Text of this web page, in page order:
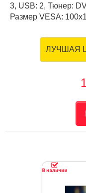
3, USB: 2, Тюнер:
Размер VESA:
ЛУЧШАЯ